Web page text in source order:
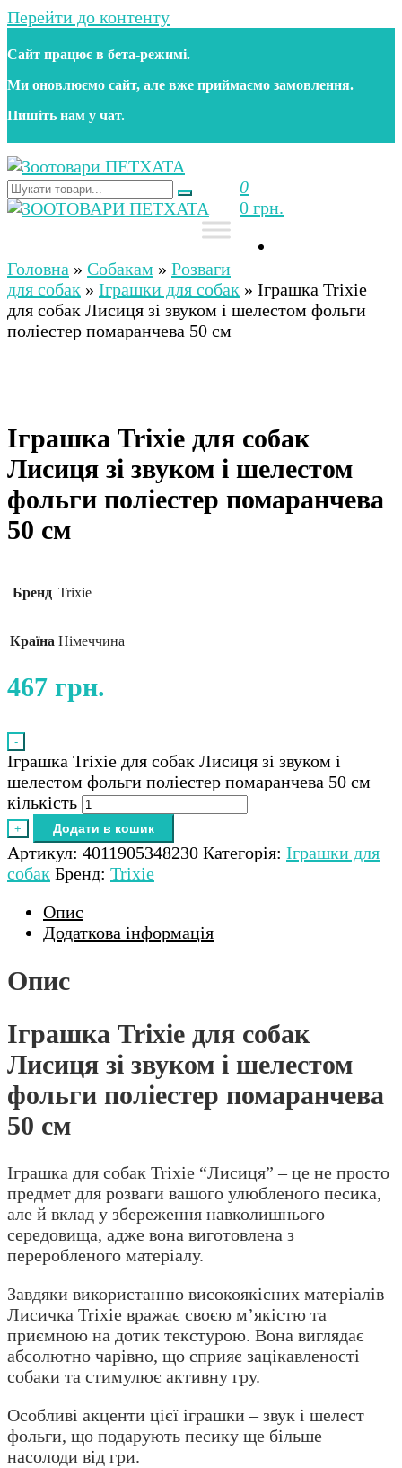
Перейти до контенту
Сайт працює в бета‑режимі.
Ми оновлюємо сайт, але вже приймаємо замовлення.
Пишіть нам у чат.
Зоотовари ПЕТХАТА
Зоомагазин для собак та котів | Корм, іграшки,
аксесуари та догляд за тваринами. Доставка по
0
0 грн.
Зоомагазин для собак та котів | Корм, іграшки,
аксесуари та догляд за тваринами. Доставка по
Україні
Головна » Собакам » Розваги
для собак » Іграшки для собак » Іграшка Trixie
для собак Лисиця зі звуком і шелестом фольги
поліестер помаранчева 50 см
Іграшка Trixie для собак
Лисиця зі звуком і шелестом
фольги поліестер помаранчева
50 см
Бренд Trixie
Країна Німеччина
467 грн.
-
Іграшка Trixie для собак Лисиця зі звуком і
шелестом фольги поліестер помаранчева 50 см
кількість
+ Додати в кошик
Артикул: 4011905348230 Категорія: Іграшки для
собак Бренд: Trixie
Опис
Додаткова інформація
Опис
Іграшка Trixie для собак
Лисиця зі звуком і шелестом
фольги поліестер помаранчева
50 см
Іграшка для собак Trixie “Лисиця” – це не просто
предмет для розваги вашого улюбленого песика,
але й вклад у збереження навколишнього
середовища, адже вона виготовлена з
переробленого матеріалу.
Завдяки використанню високоякісних матеріалів
Лисичка Trixie вражає своєю м’якістю та
приємною на дотик текстурою. Вона виглядає
абсолютно чарівно, що сприяє зацікавленості
собаки та стимулює активну гру.
Особливі акценти цієї іграшки – звук і шелест
фольги, що подарують песику ще більше
насолоди від гри.